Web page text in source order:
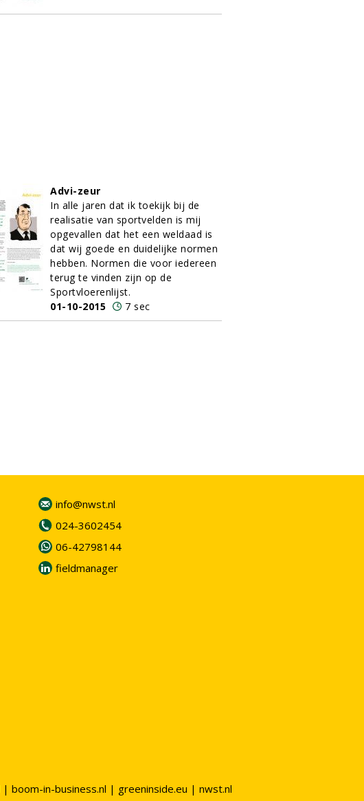
Advi-zeur
In alle jaren dat ik toekijk bij de
realisatie van sportvelden is mij
opgevallen dat het een weldaad is
dat wij goede en duidelijke normen
hebben. Normen die voor iedereen
terug te vinden zijn op de
Sportvloerenlijst.
01-10-2015
7 sec
info@nwst.nl
024-3602454
06-42798144
fieldmanager
| boom-in-business.nl | greeninside.eu | nwst.nl